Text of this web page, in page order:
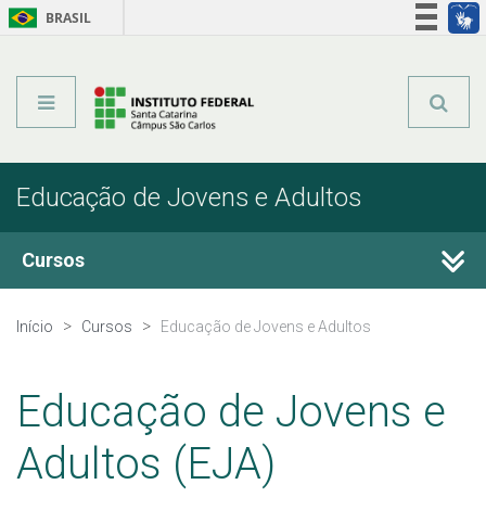
BRASIL
Educação de Jovens e Adultos
Cursos
Técnicos Integrados
Técnicos Subsequentes
Qualificação Profissional e Idiomas
Início Cursos Educação de Jovens e Adultos
Educação de Jovens e
Adultos (EJA)